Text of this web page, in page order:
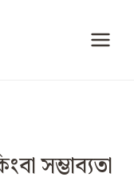
সম্ভাব্যতা